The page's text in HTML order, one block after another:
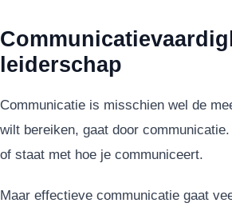
leiderschap
Communicatie is misschien wel de
wilt bereiken, gaat door
of staat met hoe je communiceert.
Maar effectieve communicatie gaat